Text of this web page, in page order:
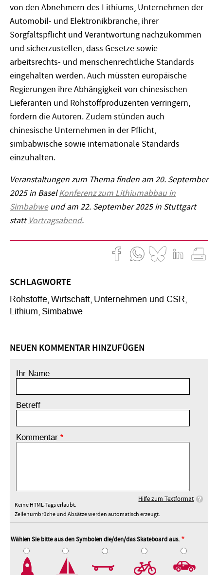
von den Abnehmern des Lithiums, Unternehmen der
Automobil- und Elektronikbranche, ihrer
Sorgfaltspflicht und Verantwortung nachzukommen
und sicherzustellen, dass Gesetze sowie
arbeitsrechts- und menschenrechtliche Standards
eingehalten werden. Auch müssten europäische
Regierungen ihre Abhängigkeit von chinesischen
Lieferanten und Rohstoffproduzenten verringern,
fordern die Autoren. Zudem stünden auch
chinesische Unternehmen in der Pflicht,
simbabwische sowie internationale Standards
einzuhalten.
Veranstaltungen zum Thema finden am 20. September
2025 in BaselKonferenz zum Lithiumabbau in
Simbabweund am 22. September 2025 in Stuttgart
statt Vortragsabend.
SCHLAGWORTE
Rohstoffe Wirtschaft Unternehmen und CSR
Lithium Simbabwe
NEUEN KOMMENTAR HINZUFÜGEN
Ihr Name
Betreff
Kommentar
Hilfe zum Textformat
Keine HTML-Tags erlaubt.
Zeilenumbrüche und Absätze werden automatisch erzeugt.
Wählen Sie bitte aus den Symbolen die/den/das Skateboard aus.